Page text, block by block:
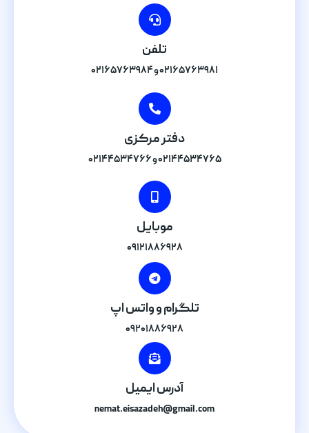
تلفن
۰۲۱۶۵۷۶۳۹۸۱ و ۰۲۱۶۵۷۶۳۹۸۴
دفتر مرکزی
۰۲۱۴۴۵۳۴۷۶۵ و ۰۲۱۴۴۵۳۴۷۶۶
موبایل
۰۹۱۲۱۸۸۶۹۲۸
تلگرام و واتس اپ
۰۹۲۰۱۸۸۶۹۲۸
آدرس ایمیل
nemat.eisazadeh@gmail.com